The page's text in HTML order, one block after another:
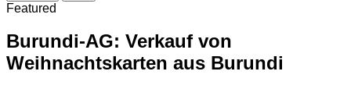
Featured
Burundi-AG: Verkauf von
Weihnachtskarten aus Burundi